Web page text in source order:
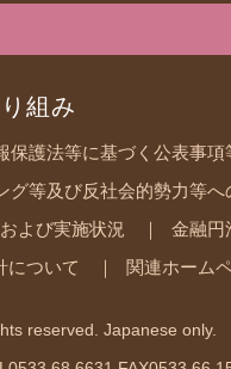
組み
保護法等に基づく公表事項
グ等及び反社会的勢力等
よび実施状況 金融円
について 関連ホーム
reserved. Japanese only.